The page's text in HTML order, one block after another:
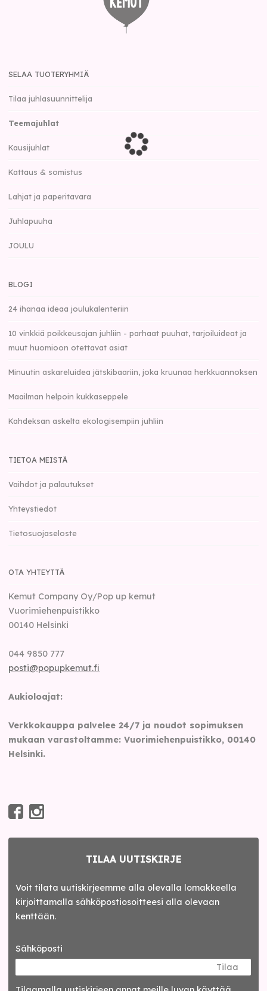
SELAA TUOTERYHMIÄ
Tilaa juhlasuunnittelija
Teemajuhlat
Kausijuhlat
Kattaus & somistus
Lahjat ja paperitavara
Juhlapuuha
JOULU
BLOGI
24 ihanaa ideaa joulukalenteriin
10 vinkkiä poikkeusajan juhliin - parhaat puuhat, tarjoiluideat ja
muut huomioon otettavat asiat
Minuutin askareluidea jätskibaariin, joka kruunaa herkkuannoksen
Maailman helpoin kukkaseppele
Kahdeksan askelta ekologisempiin juhliin
TIETOA MEISTÄ
Vaihdot ja palautukset
Yhteystiedot
Tietosuojaseloste
OTA YHTEYTTÄ
Kemut Company Oy/Pop up kemut
Vuorimiehenpuistikko
00140 Helsinki
044 9850 777
posti@popupkemut.fi
Aukioloajat:
Verkkokauppa palvelee 24/7 ja noudot sopimuksen
mukaan varastoltamme: Vuorimiehenpuistikko, 00140
Helsinki.
TILAA UUTISKIRJE
Voit tilata uutiskirjeemme alla olevalla lomakkeella
kirjoittamalla sähköpostiosoitteesi alla olevaan
kenttään.
Sähköposti
Tilaa